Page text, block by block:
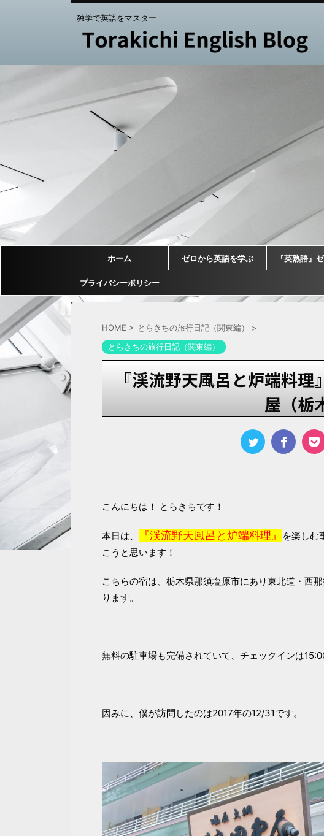
独学で英語をマスター
ホーム ゼロから英語を学ぶ 『英熟語』
プライバシーポリシー
HOME > とらきちの旅行日記（関東編）
>
とらきちの旅行日記（関東編）
『渓流野天風呂と炉端料
屋（栃
こんにちは！ とらきちです！
本日は、 『渓流野天風呂と炉端料理』
を楽しむ
こうと思います！
こちらの宿は、栃木県那須塩原市にあり東北道・西
ります。
無料の駐車場も完備されていて、チェックインは
因みに、僕が訪問したのは2017年の12/31です。